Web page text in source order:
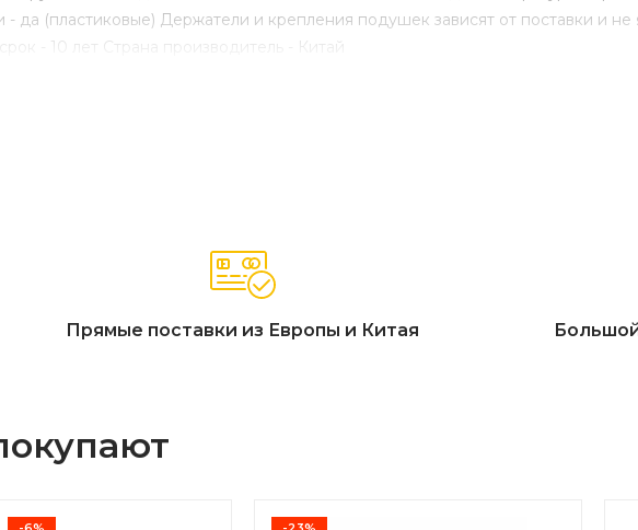
да (пластиковые) Держатели и крепления подушек зависят от поставки и
- 10 лет Страна производитель - Китай
Прямые поставки из Европы и Китая